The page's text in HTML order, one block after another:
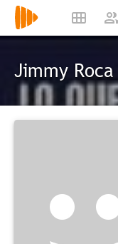
Jimmy Roca